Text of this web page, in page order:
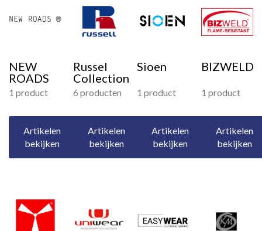
NEW
ROADS
1 product
Artikelen
bekijken
Russel
Collection
6 producten
Artikelen
bekijken
Sioen
1 product
Artikelen
bekijken
BIZWELD
1 product
Artikelen
bekijken